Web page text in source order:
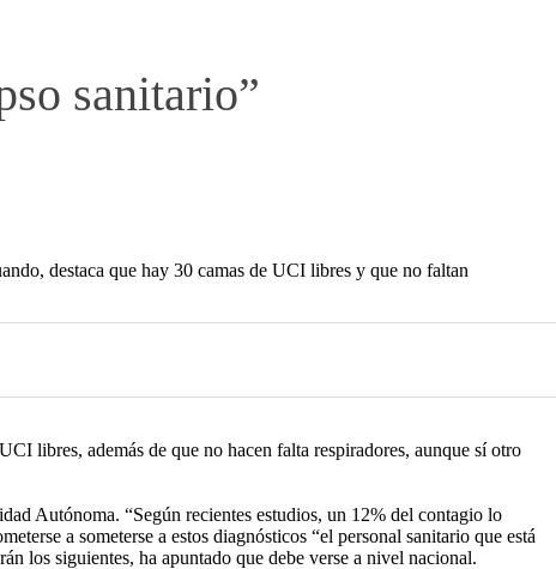
sanitario”
destaca que hay 30 camas de UCI libres y que no faltan
libres, además de que no hacen falta respiradores, aunque sí otro
Autónoma. “Según recientes estudios, un 12% del contagio lo
a someterse a estos diagnósticos “el personal sanitario que está
los siguientes, ha apuntado que debe verse a nivel nacional.